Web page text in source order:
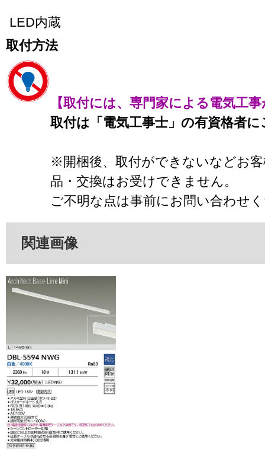
LED内蔵
取付方法
【取付には、専門家による電気工
取付は「電気工事士」の有資格者
※開梱後、取付ができないなどお
品・交換はお受けできません。
ご不明な点は事前にお問い合わせ
関連画像